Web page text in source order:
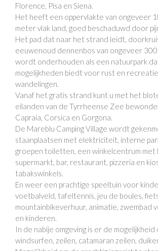
Florence, Pisa en Siena.
Het heeft een oppervlakte van ongeveer
meter vlak land, goed beschaduwd door
Het pad dat naar het strand leidt,
eeuwenoud dennenbos van ongeveer
wordt onderhouden als een natuurpark
mogelijkheden biedt voor rust en
wandelingen.
Vanaf het gratis strand kunt u met het
eilanden van de Tyrrheense Zee
Capraia, Corsica en Gorgona.
De Mareblu Camping Village wordt
staanplaatsen met elektriciteit, interne
groepen toiletten, een winkelcentrum met
supermarkt, bar, restaurant, pizzeria en
tabakswinkels.
En weer een prachtige speeltuin voor
voetbalveld, tafeltennis, jeu de boules,
mountainbikeverhuur, animatie, zwembad
en kinderen.
In de nabije omgeving is er de
windsurfen, zeilen, catamaran zeilen,